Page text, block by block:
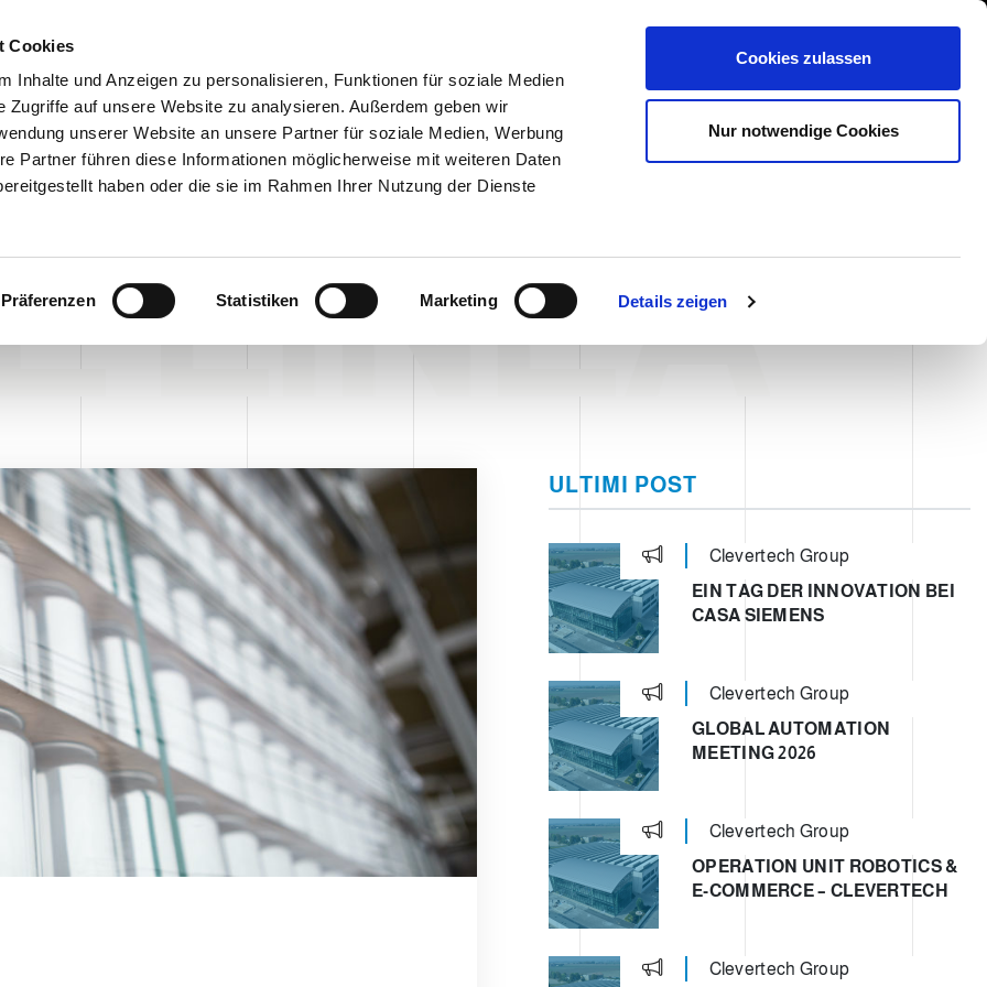
Cookies
Inhalte und Anzeigen zu personalisieren, Funktionen für soziale Medien
Zugriffe auf unsere Website zu analysieren. Außerdem geben wir
unserer Website an unsere Partner für soziale Medien, Werbung
Partner führen diese Informationen möglicherweise mit weiteren Daten
haben oder die sie im Rahmen Ihrer Nutzung der Dienste
Präferenzen Statistiken Marketing Details zeigen
Cookies zulassen
Nur notwendige Cookies
Whistleblowing International/Deutsch
SYSTEMEN VIDEO BLOG CASE HISTORY DIENSTLEISTUNGEN
LINEA
ULTIMI POST
Clevertech Group
EIN TAG DER INNOVATION BEI
CASA SIEMENS
Clevertech Group
GLOBAL AUTOMATION
MEETING 2026
Clevertech Group
OPERATION UNIT ROBOTICS &
E-COMMERCE – CLEVERTECH
Clevertech Group